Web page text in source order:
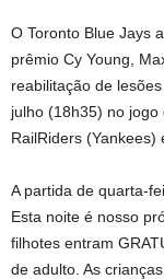
O Toronto Blue Jays
prêmio Cy Young,
reabilitação de
julho (18h35) no
RailRiders (Yankees)
A partida de quarta-
Esta noite é nosso
filhotes entram
de adulto. As